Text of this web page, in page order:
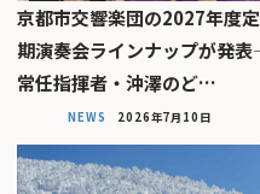
京都市交響楽団の2027年度定
期演奏会ラインナップが発表――
常任指揮者・沖澤のど…
NEWS 2026年7月10日